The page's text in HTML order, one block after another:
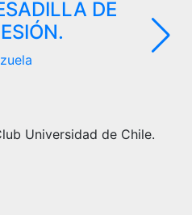
DE
Universidad de Chile.